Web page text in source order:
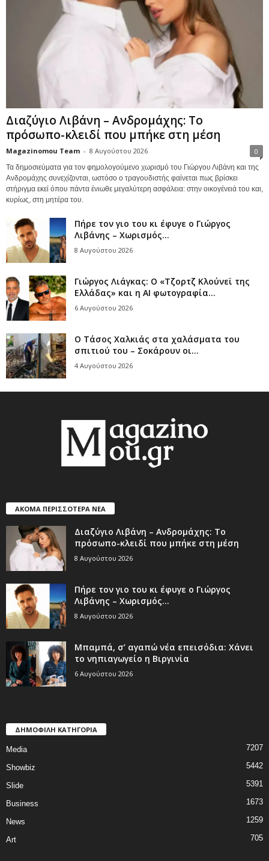
Διαζύγιο Λιβάνη – Ανδρομάχης: Το
πρόσωπο-κλειδί που μπήκε στη μέση
Magazinomou Team - 8 Αυγούστου 2026 0
Τα δημοσιεύματα για τον φημολογούμενο χωρισμό του Γιώργου Λιβάνη και της
Ανδρομάχης συνεχίζονται, ωστόσο ο τραγουδιστής φαίνεται πως βρίσκει
στήριγμα εκεί όπου πάντα ένιωθε μεγαλύτερη ασφάλεια: στην οικογένειά του και,
κυρίως, στη μητέρα του.
Πήρε τον γιο του κι έφυγε ο Γιώργος
Λιβάνης – Χωρισμός...
8 Αυγούστου 2026
Γιώργος Λιάγκας: Ο «Τζορτζ Κλούνεϊ της
Ελλάδας» και η AI φωτογραφία...
6 Αυγούστου 2026
Ο Τάσος Χαλκιάς στα χαλάσματα του
σπιτιού του – Σοκάρουν οι...
4 Αυγούστου 2026
ΑΚΟΜΑ ΠΕΡΙΣΣΟΤΕΡΑ ΝΕΑ
Διαζύγιο Λιβάνη – Ανδρομάχης: Το
πρόσωπο-κλειδί που μπήκε στη μέση
8 Αυγούστου 2026
Πήρε τον γιο του κι έφυγε ο Γιώργος
Λιβάνης – Χωρισμός...
8 Αυγούστου 2026
Μπαμπά, σ’ αγαπώ νέα επεισόδια: Χάνει
το νηπιαγωγείο η Βιργινία
6 Αυγούστου 2026
ΔΗΜΟΦΙΛΗ ΚΑΤΗΓΟΡΙΑ
Media 7207
Showbiz 5442
Slide 5391
Business 1673
News 1259
Art 705